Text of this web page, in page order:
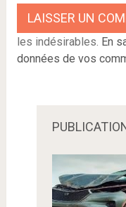
les indésirables. En
données de vos